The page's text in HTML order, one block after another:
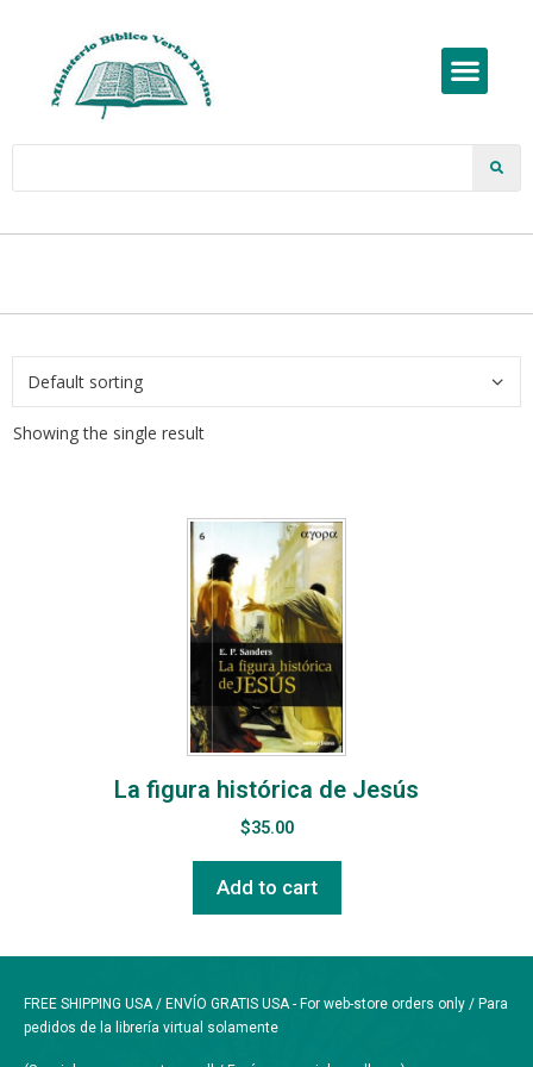
Showing the single result
La figura histórica de Jesús
$35.00
Add to cart
FREE SHIPPING USA / ENVÍO GRATIS USA - For web-store orders only / Para
pedidos de la librería virtual solamente